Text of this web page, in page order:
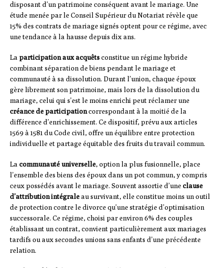
disposant d’un patrimoine conséquent avant le mariage. Une
étude menée par le Conseil Supérieur du Notariat révèle que
15% des contrats de mariage signés optent pour ce régime, avec
une tendance à la hausse depuis dix ans.
La participation aux acquêtsconstitue un régime hybride
combinant séparation de biens pendant le mariage et
communauté à sa dissolution. Durant l’union, chaque époux
gère librement son patrimoine, mais lors de la dissolution du
mariage, celui qui s’est le moins enrichi peut réclamer une
créance de participationcorrespondant à la moitié de la
différence d’enrichissement. Ce dispositif, prévu aux articles
1569 à 1581 du Code civil, offre un équilibre entre protection
individuelle et partage équitable des fruits du travail commun.
La communauté universelle, option la plus fusionnelle, place
l’ensemble des biens des époux dans un pot commun, y compris
ceux possédés avant le mariage. Souvent assortie d’une clause
d’attribution intégraleau survivant, elle constitue moins un outil
de protection contre le divorce qu’une stratégie d’optimisation
successorale. Ce régime, choisi par environ 6% des couples
établissant un contrat, convient particulièrement aux mariages
tardifs ou aux secondes unions sans enfants d’une précédente
relation.